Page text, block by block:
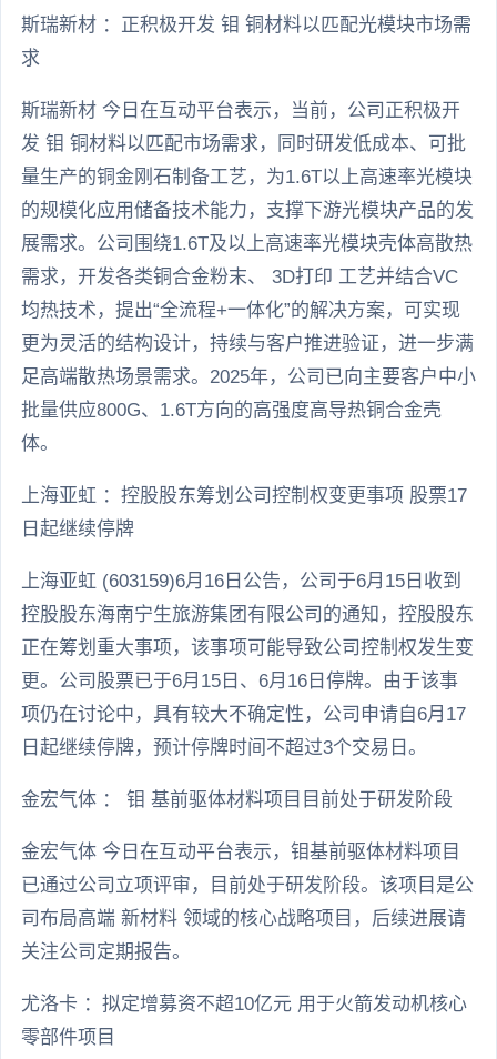
斯瑞新材 ：正积极开发 钼 铜材料以匹配光模块市场需
求
斯瑞新材 今日在互动平台表示，当前，公司正积极开
发 钼 铜材料以匹配市场需求，同时研发低成本、可批
量生产的铜金刚石制备工艺，为1.6T以上高速率光模块
的规模化应用储备技术能力，支撑下游光模块产品的发
展需求。公司围绕1.6T及以上高速率光模块壳体高散热
需求，开发各类铜合金粉末、 3D打印 工艺并结合VC
均热技术，提出“全流程+一体化”的解决方案，可实现
更为灵活的结构设计，持续与客户推进验证，进一步满
足高端散热场景需求。2025年，公司已向主要客户中小
批量供应800G、1.6T方向的高强度高导热铜合金壳
体。
上海亚虹 ：控股股东筹划公司控制权变更事项 股票17
日起继续停牌
上海亚虹 (603159)6月16日公告，公司于6月15日收到
控股股东海南宁生旅游集团有限公司的通知，控股股东
正在筹划重大事项，该事项可能导致公司控制权发生变
更。公司股票已于6月15日、6月16日停牌。由于该事
项仍在讨论中，具有较大不确定性，公司申请自6月17
日起继续停牌，预计停牌时间不超过3个交易日。
金宏气体 ： 钼 基前驱体材料项目目前处于研发阶段
金宏气体 今日在互动平台表示，钼基前驱体材料项目
已通过公司立项评审，目前处于研发阶段。该项目是公
司布局高端 新材料 领域的核心战略项目，后续进展请
关注公司定期报告。
尤洛卡 ：拟定增募资不超10亿元 用于火箭发动机核心
零部件项目